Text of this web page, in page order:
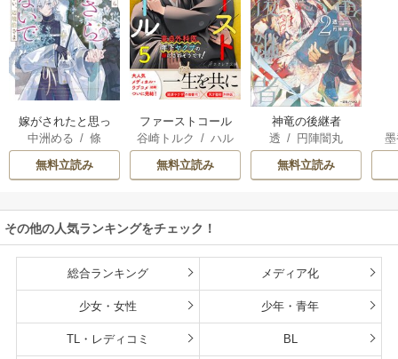
嫁がされたと思っ
たら放置されたの
で、好きに暮らし
ます。だから今さ
さい、辺境伯さま
中洲める /條
無料立読み
ファーストコール
～童貞外科医、年
下ヤクザの嫁にさ
れそうです！～
谷崎トルク /ハル
無料立読み
神竜の後継者
透 / 円陣闇丸
無料立読み
馨
その他の人気ランキングをチェック！
総合ランキング メディア化
少女・女性 少年・青年
TL・レディコミ BL